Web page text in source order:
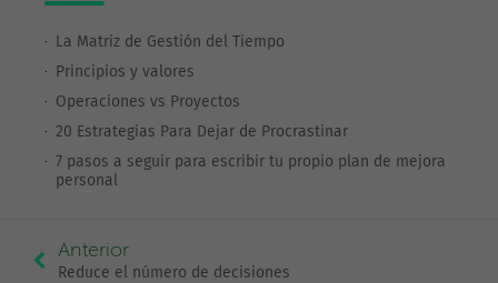
La Matriz de Gestión del Tiempo
Principios y valores
Operaciones vs Proyectos
20 Estrategias Para Dejar de Procrastinar
7 pasos a seguir para escribir tu propio plan de mejora
personal
Anterior
Reduce el número de decisiones